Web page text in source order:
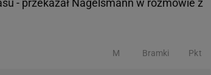
M Bramki Pkt